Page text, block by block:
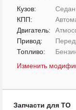
Кузов:
Седан
КПП:
Двигатель:
Привод:
Топливо:
Изменить
Запчасти для ТО